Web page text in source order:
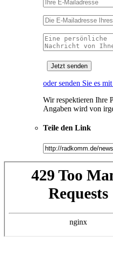
oder senden Sie es
Wir respektieren Ihre
Angaben wird von
Teile den Link